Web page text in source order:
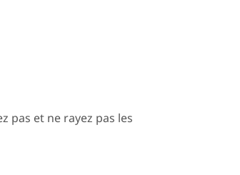
pas et ne rayez pas les